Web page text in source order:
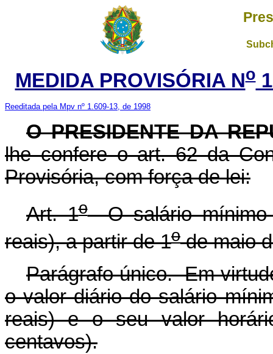
MEDIDA PROVISÓRIA No
Reeditada pela Mpv nº 1.609-13, de 1998
O PRESIDENTE DA
lhe confere o art. 62 da
Provisória, com força de lei:
Art. 1oO salário mínimo
reais), a partir de 1ode maio
Parágrafo único. Em
o valor diário do salário
reais) e o seu valor
centavos).